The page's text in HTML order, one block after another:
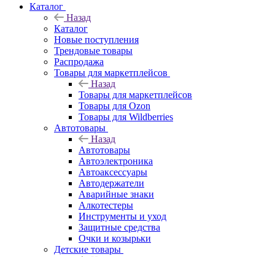
Каталог
Назад
Каталог
Новые поступления
Трендовые товары
Распродажа
Товары для маркетплейсов
Назад
Товары для маркетплейсов
Товары для Ozon
Товары для Wildberries
Автотовары
Назад
Автотовары
Автоэлектроника
Автоаксессуары
Автодержатели
Аварийные знаки
Алкотестеры
Инструменты и уход
Защитные средства
Очки и козырьки
Детские товары